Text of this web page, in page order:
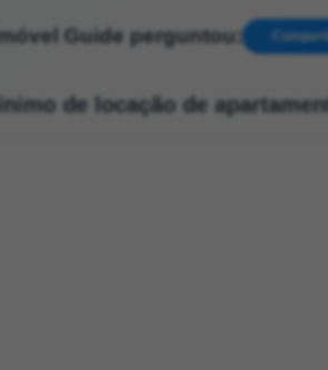
Guide perguntou:
de locação de